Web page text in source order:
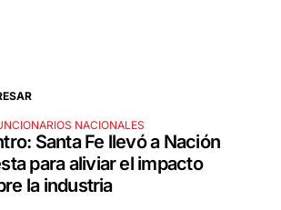
NACIONALES
Santa Fe llevó a Nación
para aliviar el impacto
la industria